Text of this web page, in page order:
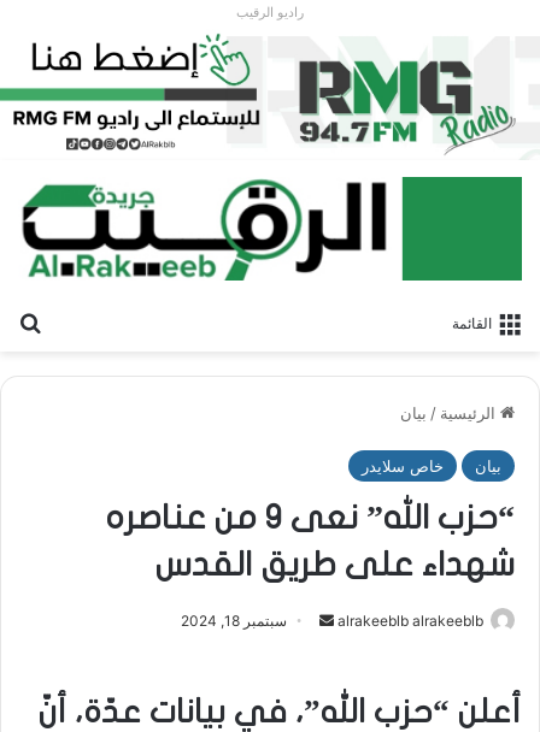
راديو الرقيب
القائمة
الرئيسية / بيان
بيان خاص سلايدر
“حزب الله” نعى 9 من عناصره
شهداء على طريق القدس
alrakeeblb alrakeeblb
أرسل سبتمبر 18, 2024
أعلن “حزب الله”، في بيانات عدّة، أنّ